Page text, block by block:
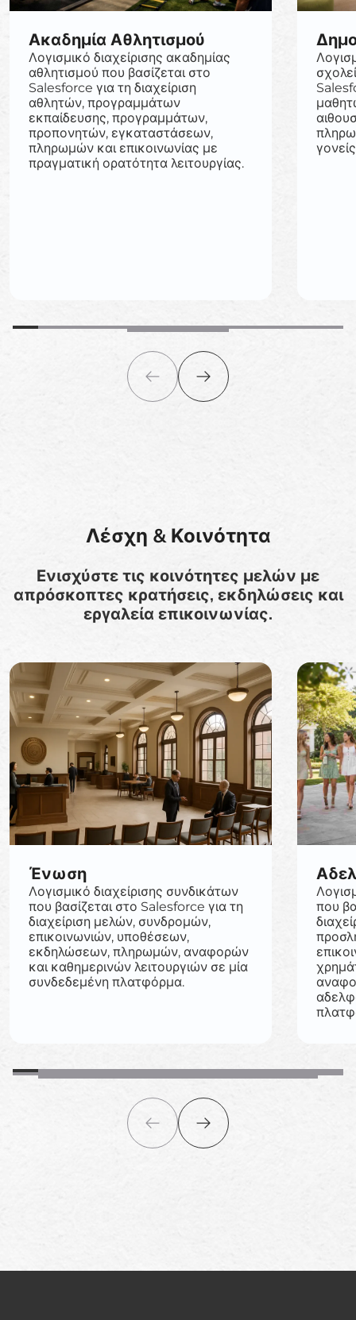
Ακαδημία Αθλητισμού
Λογισμικό διαχείρισης ακαδημίας
αθλητισμού που βασίζεται στο
Salesforce για τη διαχείριση
αθλητών, προγραμμάτων
εκπαίδευσης, προγραμμάτων,
προπονητών, εγκαταστάσεων,
πληρωμών και επικοινωνίας με
πραγματική ορατότητα λειτουργίας.
Λέσχη & Κοινότητα
Ενισχύστε τις κοινότητες μελών με
απρόσκοπτες κρατήσεις, εκδηλώσεις και
εργαλεία επικοινωνίας.
Ένωση
Λογισμικό διαχείρισης συνδικάτων
που βασίζεται στο Salesforce για τη
διαχείριση μελών, συνδρομών,
επικοινωνιών, υποθέσεων,
εκδηλώσεων, πληρωμών, αναφορών
και καθημερινών λειτουργιών σε μία
συνδεδεμένη πλατφόρμα.
που